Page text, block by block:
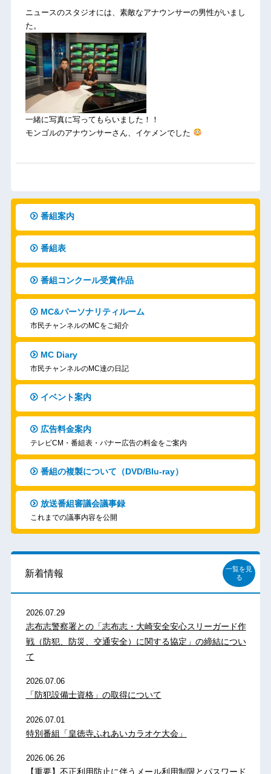
ニュースのスタジオには、素敵なアナウンサーの男性がいまし
た。
一緒に写真に写ってもらいました！！
モンゴルのアナウンサーさん、イケメンでした
番組案内
番組表
番組コンクール受賞作品
MC&パーソナリティルーム
市民チャンネルのMCをご紹介
MC Diary
市民チャンネルのMC達の日記
イベント案内
広告料金案内
テレビCM・番組表・バナー広告の料金をご案内
番組の複製について（DVD/Blu-ray）
放送番組審議会議事録
これまでの議事内容を公開
新着情報
一覧を見
る
2026.07.29
志布志警察署との「志布志・大崎安全安心スリーガード作
戦（防犯、防災、交通安全）に関する協定」の締結につい
て
2026.07.06
「防犯設備士資格」の取得について
2026.07.01
特別番組「皇徳寺ふれあいカラオケ大会」
2026.06.26
【重要】不正利用防止に伴うメール利用制限とパスワード